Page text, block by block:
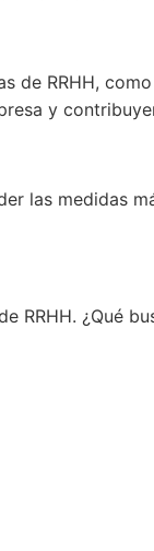
de RRHH,
y
las medidas
¿Qué